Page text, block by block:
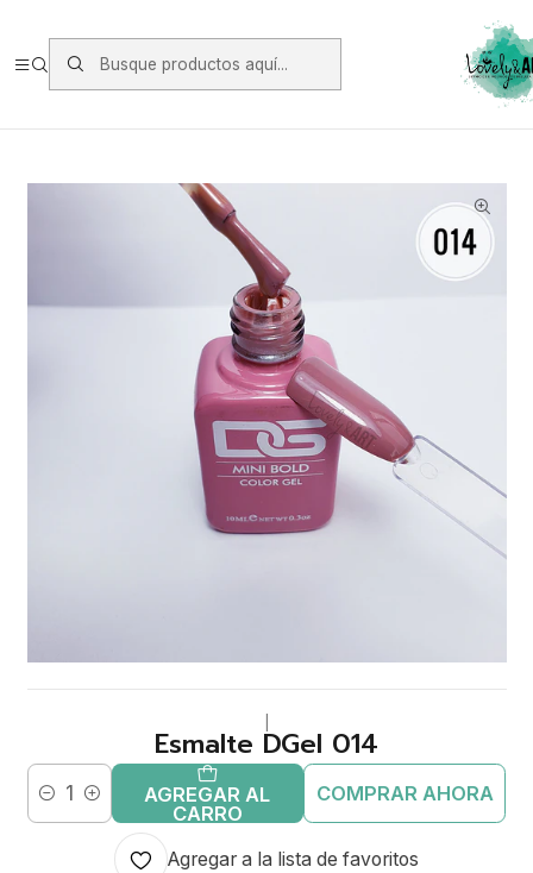
https://www.starken.cl/
Esmalte DGel 014
Esmalte DGel 014
Cantidad
AGREGAR AL
CARRO
COMPRAR AHORA
Agregar a la lista de favoritos